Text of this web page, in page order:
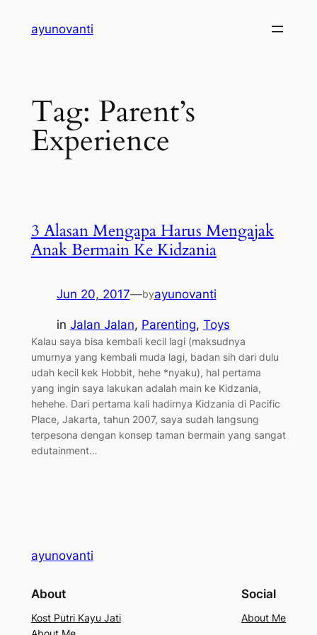
ayunovanti
Tag: Parent’s
Experience
3 Alasan Mengapa Harus Mengajak
Anak Bermain Ke Kidzania
Jun 20, 2017—byayunovanti
in Jalan Jalan, Parenting, Toys
Kalau saya bisa kembali kecil lagi (maksudnya
umurnya yang kembali muda lagi, badan sih dari dulu
udah kecil kek Hobbit, hehe *nyaku), hal pertama
yang ingin saya lakukan adalah main ke Kidzania,
hehehe. Dari pertama kali hadirnya Kidzania di Pacific
Place, Jakarta, tahun 2007, saya sudah langsung
terpesona dengan konsep taman bermain yang sangat
edutainment…
ayunovanti
About
Kost Putri Kayu Jati
Social
About Me